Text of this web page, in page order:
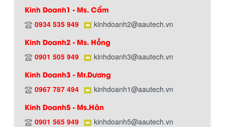
Kinh Doanh1 - Ms. Cẩm
0934 535 949 kinhdoanh2@aautech.vn
Kinh Doanh2 - Ms. Hồng
0901 505 949 kinhdoanh3@aautech.vn
Kinh Doanh3 - Mr.Dương
0967 787 494 kinhdoanh1@aautech.vn
Kinh Doanh5 - Ms.Hân
0901 565 949 kinhdoanh5@aautech.vn